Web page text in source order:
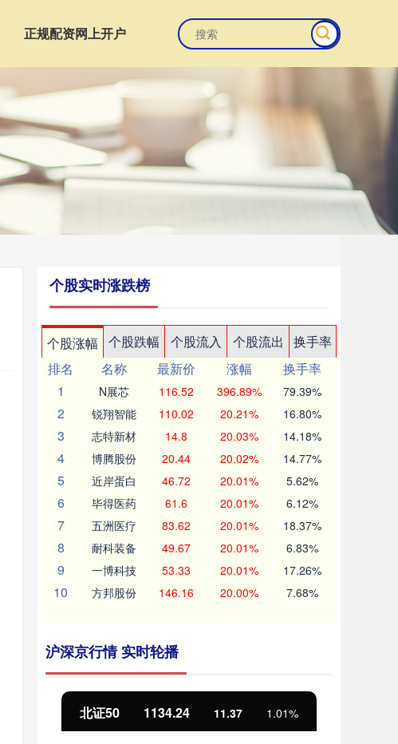
正规配资网上开户
个股实时涨跌榜
个股涨幅 个股跌幅 个股流入 个股流出
换手率
排名
名称 最新价 涨幅
换手率
1
N展芯 116.52 396.89% 79.39%
2 锐翔智能 110.02 20.21% 16.80%
3 志特新材 14.8 20.03% 14.18%
4 博腾股份 20.44 20.02% 14.77%
5 近岸蛋白 46.72 20.01% 5.62%
6 毕得医药 61.6 20.01% 6.12%
7 五洲医疗 83.62 20.01% 18.37%
8 耐科装备 49.67 20.01% 6.83%
9 一博科技 53.33 20.01% 17.26%
10 方邦股份 146.16 20.00% 7.68%
沪深京行情 实时轮播
北证50 1134.24 11.37 1.01%